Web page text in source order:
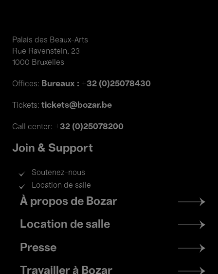
Palais des Beaux-Arts
Rue Ravenstein, 23
1000 Bruxelles
Offices: Bureaux : +32 (0)25078430
Tickets: tickets@bozar.be
Call center: +32 (0)25078200
Join & Support
Soutenez-nous
Location de salle
Footer
menu
À propos de Bozar
Location de salle
Presse
Travailler à Bozar